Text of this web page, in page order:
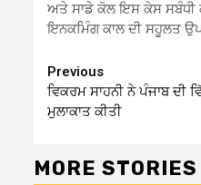
ਅਤੇ ਸਾਡੇ ਕੋਲ ਇਸ ਕੇਸ ਸਬੰਧੀ
ਇਨਕਮਿੰਗ ਕਾਲ ਦੀ ਸਹੂਲਤ
Continue
Reading
Previous
ਵਿਕਰਮ ਸਾਹਨੀ ਨੇ ਪੰਜਾਬ ਦੀ
ਮੁਲਾਕਾਤ ਕੀਤੀ
MORE STORIES